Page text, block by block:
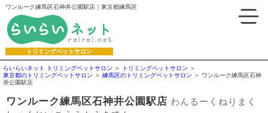
ワンルーク練馬区石神井公園駅店｜東京都練馬区
トリミングペットサロン
らいらいネット トリミングペットサロン
トリミングペットサロン
東京都のトリミングペットサロン
練馬区のトリミングペットサロン
ワンルーク練馬区石神
井公園駅店
ワンルーク練馬区石神井公園駅店 わんるーくねりまく